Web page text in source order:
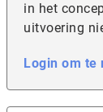
in het
uitvoering
Login om te